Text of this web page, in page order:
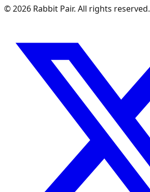
©2026 Rabbit Pair. All rights reserved.